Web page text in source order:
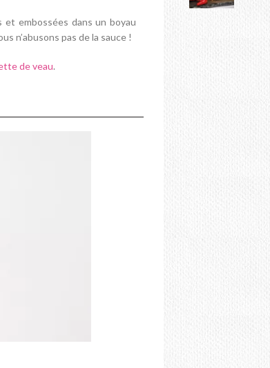
embossées dans un boyau
n’abusons pas de la sauce !
de veau.